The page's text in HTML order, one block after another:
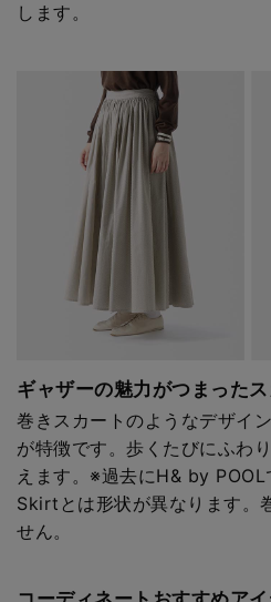
します。
ギャザーの魅力がつまったス
巻きスカートのようなデザイ
が特徴です。歩くたびにふわ
えます。※過去にH& by
Skirtとは形状が異なります。
せん。